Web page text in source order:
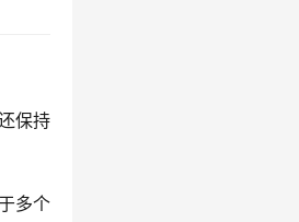
保持
多个